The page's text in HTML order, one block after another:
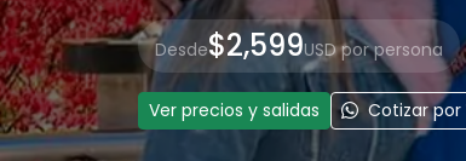
Desde$2,599USD por persona
Ver precios y salidas Cotizar por